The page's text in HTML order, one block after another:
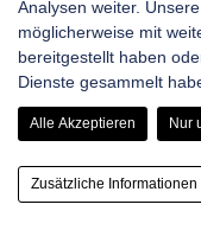
Analysen weiter.
möglicherweise mit
bereitgestellt haben
Dienste gesammelt
Alle Akzeptieren Nur
Zusätzliche